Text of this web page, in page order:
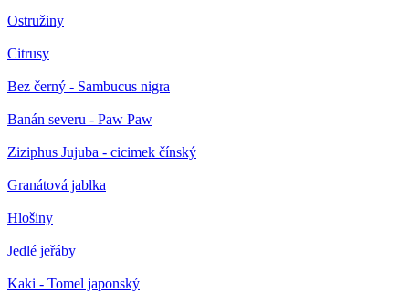
Ostružiny
Citrusy
Bez černý - Sambucus nigra
Banán severu - Paw Paw
Ziziphus Jujuba - cicimek čínský
Granátová jablka
Hlošiny
Jedlé jeřáby
Kaki - Tomel japonský